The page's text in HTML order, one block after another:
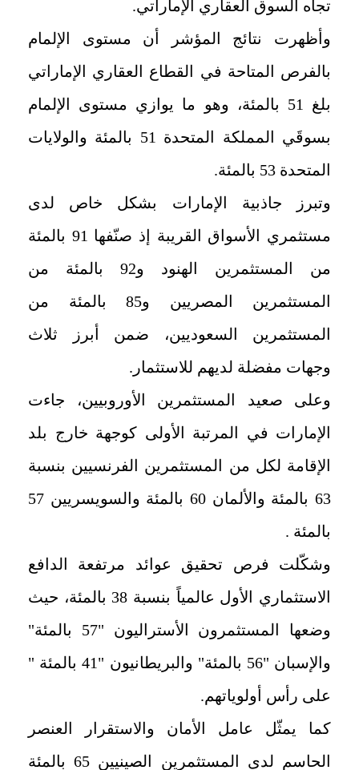
تجاه السوق العقاري الإماراتي.
وأظهرت نتائج المؤشر أن مستوى الإلمام
بالفرص المتاحة في القطاع العقاري الإماراتي
بلغ 51 بالمئة، وهو ما يوازي مستوى الإلمام
بسوقَي المملكة المتحدة 51 بالمئة والولايات
المتحدة 53 بالمئة.
وتبرز جاذبية الإمارات بشكل خاص لدى
مستثمري الأسواق القريبة إذ صنّفها 91 بالمئة
من المستثمرين الهنود و92 بالمئة من
المستثمرين المصريين و85 بالمئة من
المستثمرين السعوديين، ضمن أبرز ثلاث
وجهات مفضلة لديهم للاستثمار.
وعلى صعيد المستثمرين الأوروبيين، جاءت
الإمارات في المرتبة الأولى كوجهة خارج بلد
الإقامة لكل من المستثمرين الفرنسيين بنسبة
63 بالمئة والألمان 60 بالمئة والسويسريين 57
بالمئة .
وشكّلت فرص تحقيق عوائد مرتفعة الدافع
الاستثماري الأول عالمياً بنسبة 38 بالمئة، حيث
وضعها المستثمرون الأستراليون "57 بالمئة"
والإسبان "56 بالمئة" والبريطانيون "41 بالمئة "
على رأس أولوياتهم.
كما يمثّل عامل الأمان والاستقرار العنصر
الحاسم لدى المستثمرين الصينيين 65 بالمئة